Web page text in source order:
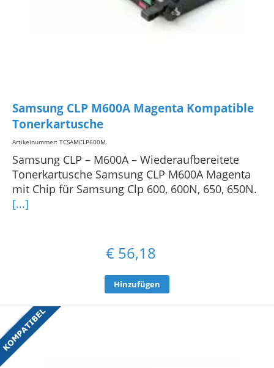
Samsung CLP M600A Magenta Kompatible
Tonerkartusche
Artikelnummer: TCSAMCLP600M.
Samsung CLP – M600A – Wiederaufbereitete
Tonerkartusche Samsung CLP M600A Magenta
mit Chip für Samsung Clp 600, 600N, 650, 650N.
[...]
€ 56,18
Hinzufügen